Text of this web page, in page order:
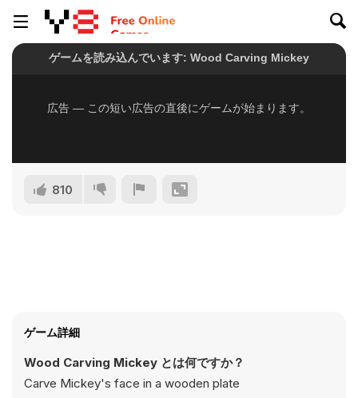
810
ゲーム詳細
Wood Carving Mickey とは何ですか？
Carve Mickey's face in a wooden plate